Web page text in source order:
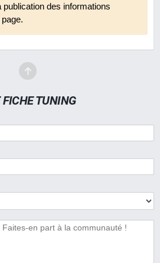
publication des informations
FICHE TUNING